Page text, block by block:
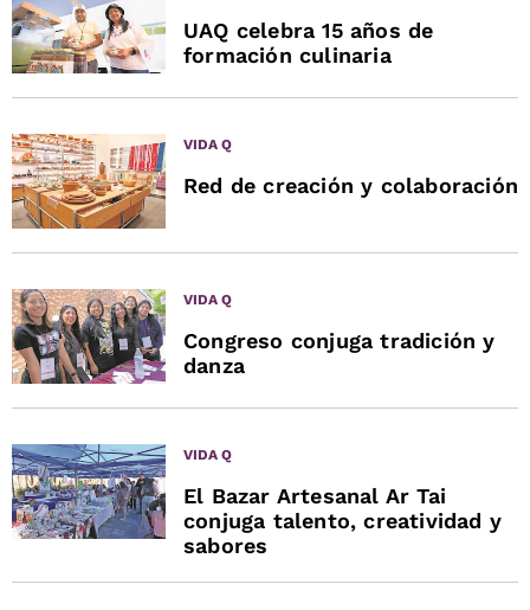
UAQ celebra 15 años de
formación culinaria
VIDA Q
Red de creación y colaboración
VIDA Q
Congreso conjuga tradición y
danza
VIDA Q
El Bazar Artesanal Ar Tai
conjuga talento, creatividad y
sabores